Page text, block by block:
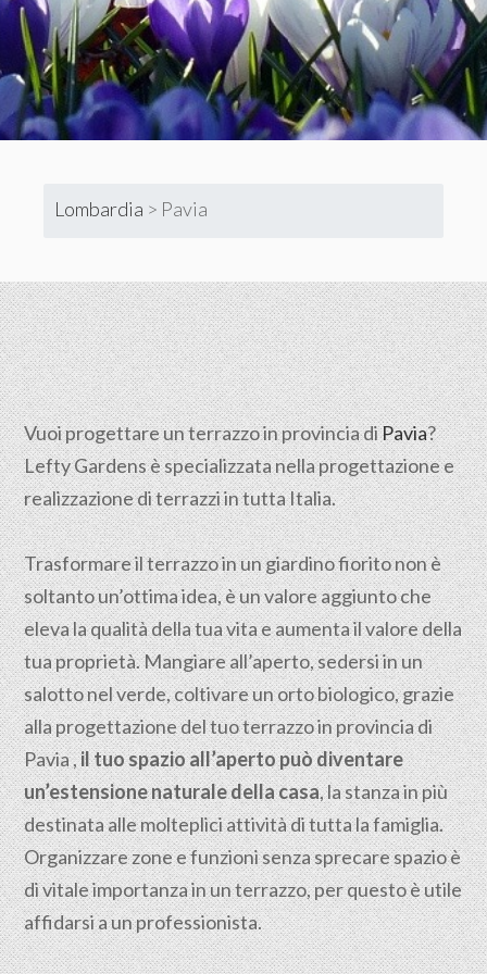
Lombardia > Pavia
Vuoi progettare un terrazzo in provincia diPavia?
Lefty Gardens è specializzata nella progettazione e
realizzazione di terrazzi in tutta Italia.
Trasformare il terrazzo in un giardino fiorito non è
soltanto un’ottima idea, è un valore aggiunto che
eleva la qualità della tua vita e aumenta il valore della
tua proprietà. Mangiare all’aperto, sedersi in un
salotto nel verde, coltivare un orto biologico, grazie
alla progettazione del tuo terrazzo in provincia di
Pavia ,il tuo spazio all’aperto può diventare
un’estensione naturale della casa, la stanza in più
destinata alle molteplici attività di tutta la famiglia.
Organizzare zone e funzioni senza sprecare spazio è
di vitale importanza in un terrazzo, per questo è utile
affidarsi a un professionista.